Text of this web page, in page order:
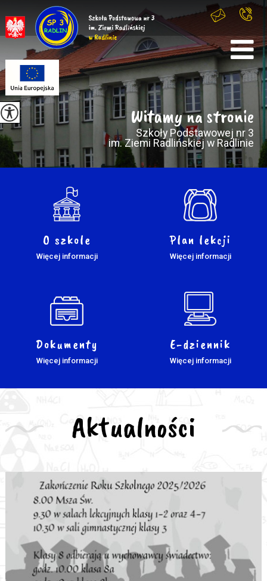
Witamy na stronie
Szkoły Podstawowej nr 3
im. Ziemi Radlińskiej w Radlinie
O szkole
Więcej informacji
Plan lekcji
Więcej informacji
Dokumenty
Więcej informacji
E-dziennik
Więcej informacji
Aktualności